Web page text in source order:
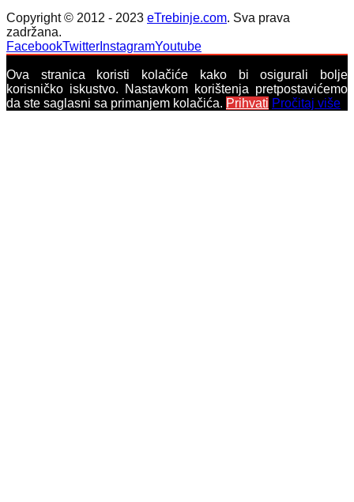
Copyright © 2012 - 2023 eTrebinje.com. Sva prava
zadržana.
FacebookTwitter InstagramYoutube
Ova stranica koristi kolačiće kako bi osigurali bolje
korisničko iskustvo. Nastavkom korištenja pretpostavićemo
da ste saglasni sa primanjem kolačića. Prihvati Pročitaj više